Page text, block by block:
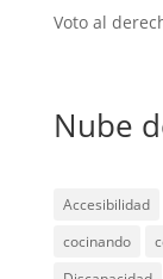
Voto al
Nube
Accesibilidad
cocinando